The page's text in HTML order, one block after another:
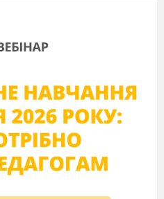
музики на сцену
українських костюмах.
терновий вінок.